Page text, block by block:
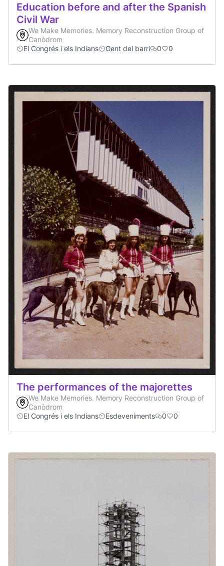
Education before and after the Spanish
Civil War
We Make Memories. Memory Reconstruction Group of
Canòdrom
El Congrés i els Indians
Gent del barri 0 0
The performances of the majorettes
We Make Memories. Memory Reconstruction Group of
Canòdrom
El Congrés i els Indians
Esdeveniments 0 0